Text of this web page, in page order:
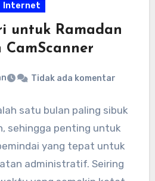
Internet
untuk Ramadan
CamScanner
Tidak ada komentar
satu bulan paling sibuk
sehingga penting untuk
yang tepat untuk
administratif. Seiring